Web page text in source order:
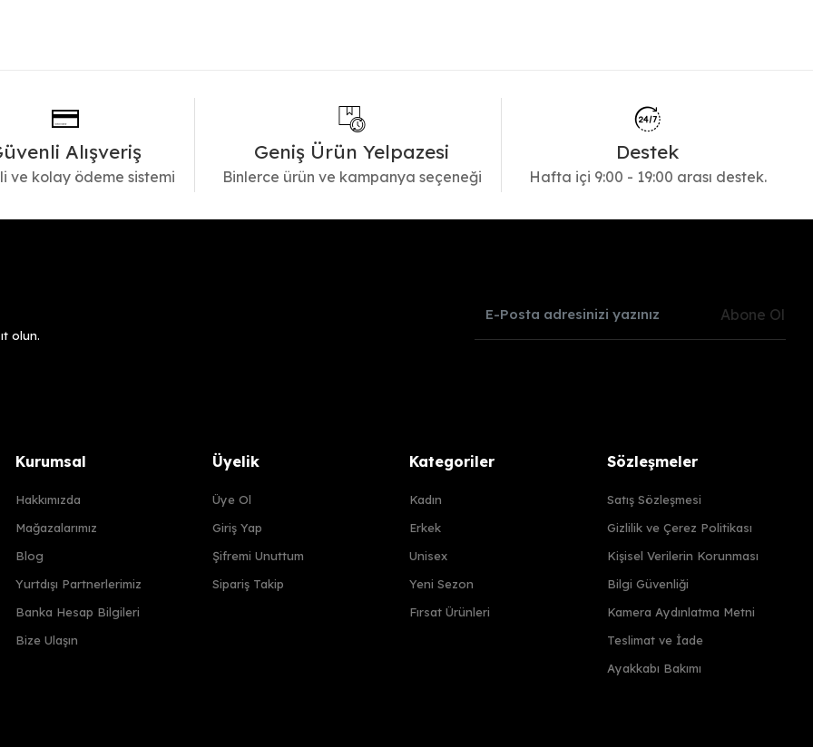
Alışveriş
ve kolay ödeme sistemi
Geniş Ürün Yelpazesi
Binlerce ürün ve kampanya seçeneği
Destek
Hafta içi 9:00 - 19:00 arası destek.
olun.
Abone Ol
Kurumsal
Hakkımızda
Mağazalarımız
Blog
Yurtdışı Partnerlerimiz
Banka Hesap Bilgileri
Bize Ulaşın
Üyelik
Üye Ol
Giriş Yap
Şifremi Unuttum
Sipariş Takip
Kategoriler
Kadın
Erkek
Unisex
Yeni Sezon
Fırsat Ürünleri
Sözleşmeler
Satış Sözleşmesi
Gizlilik ve Çerez Politikası
Kişisel Verilerin Korunması
Bilgi Güvenliği
Kamera Aydınlatma Metni
Teslimat ve İade
Ayakkabı Bakımı